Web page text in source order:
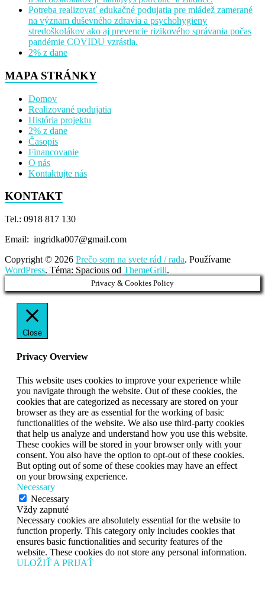
Potreba realizovať edukačné podujatia pre mládež zamerané
na význam duševného zdravia a psychohygieny
stredoškolákov ako aj prevencie rizikového správania počas
pandémie COVIDU vzrástla.
2% z dane
MAPA STRÁNKY
Domov
Realizované podujatia
História projektu
2% z dane
Časopis
Financovanie
O nás
Kontaktujte nás
KONTAKT
Tel.: 0918 817 130
Email: ingridka007@gmail.com
Copyright © 2026 Prečo som na svete rád / rada. Používame
WordPress. Téma: Spacious od ThemeGrill.
Privacy & Cookies Policy
Close
Privacy Overview
This website uses cookies to improve your experience while
you navigate through the website. Out of these cookies, the
cookies that are categorized as necessary are stored on your
browser as they are as essential for the working of basic
functionalities of the website. We also use third-party cookies
that help us analyze and understand how you use this website.
These cookies will be stored in your browser only with your
consent. You also have the option to opt-out of these cookies.
But opting out of some of these cookies may have an effect
on your browsing experience.
Necessary
Necessary
Vždy zapnuté
Necessary cookies are absolutely essential for the website to
function properly. This category only includes cookies that
ensures basic functionalities and security features of the
website. These cookies do not store any personal information.
ULOŽIŤ A PRIJAŤ